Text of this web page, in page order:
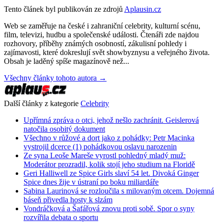
Tento článek byl publikován ze zdrojů Aplausin.cz
Web se zaměřuje na české i zahraniční celebrity, kulturní scénu,
film, televizi, hudbu a společenské události. Čtenáři zde najdou
rozhovory, příběhy známých osobností, zákulisní pohledy i
zajímavosti, které dokreslují svět showbyznysu a veřejného života.
Obsah je laděný spíše magazínově než...
Všechny články tohoto autora →
Další články z kategorie Celebrity
Upřímná zpráva o otci, jehož nešlo zachránit. Geislerová
natočila osobitý dokument
Všechno v růžové a dort jako z pohádky: Petr Macinka
vystrojil dcerce (1) pohádkovou oslavu narozenin
Ze syna Leoše Mareše vyrostl pohledný mladý muž:
Moderátor prozradil, kolik stojí jeho studium na Floridě
Geri Halliwell ze Spice Girls slaví 54 let. Divoká Ginger
Spice dnes žije v ústraní po boku miliardáře
Sabina Laurinová se rozloučila s milovaným otcem. Dojemná
báseň přivedla hosty k slzám
Vondráčková a Šafářová znovu proti sobě. Spor o syny
rozvířila debata o sportu